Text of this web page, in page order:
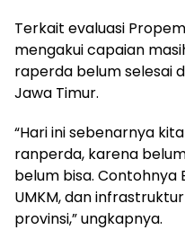
Terkait evaluasi
mengakui capaian
raperda belum selesai
Jawa Timur.
“Hari ini sebenarnya
ranperda, karena
belum bisa. Contohnya
UMKM, dan
provinsi,” ungkapnya.